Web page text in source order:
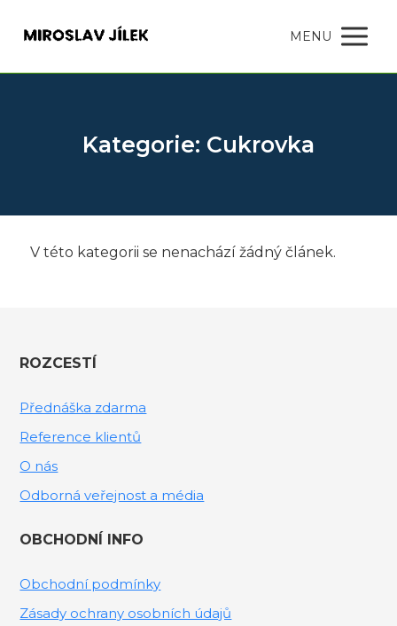
MENU
Kategorie: Cukrovka
V této kategorii se nenachází žádný článek.
ROZCESTÍ
Přednáška zdarma
Reference klientů
O nás
Odborná veřejnost a média
OBCHODNÍ INFO
Obchodní podmínky
Zásady ochrany osobních údajů